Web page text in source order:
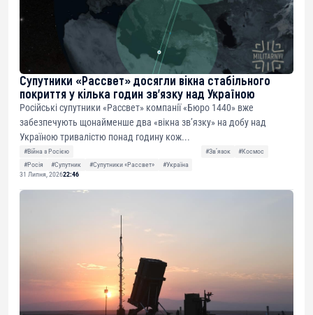
Супутники «Рассвет» досягли вікна стабільного
покриття у кілька годин зв’язку над Україною
Російські супутники «Рассвет» компанії «Бюро 1440» вже
забезпечують щонайменше два «вікна зв’язку» на добу над
Україною тривалістю понад годину кож...
#Війна з Росією #Звʼязок
#Космос
#Росія
#Супутник #Супутники «Рассвет»
#Україна
31 Липня, 202622:46